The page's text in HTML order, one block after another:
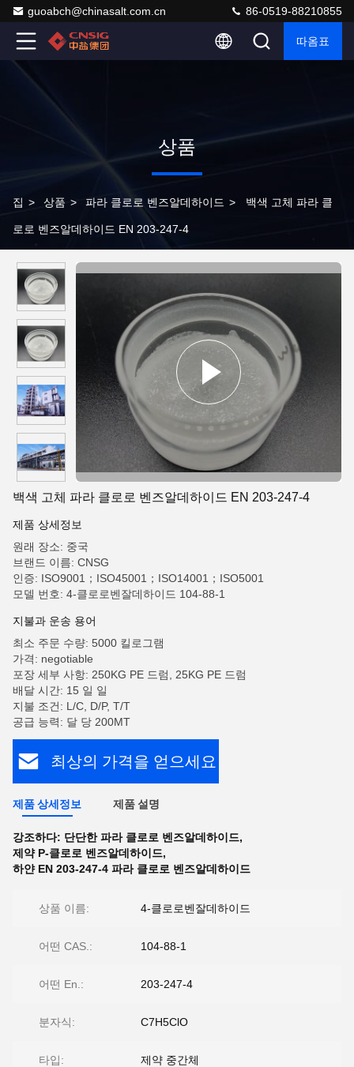
guoabch@chinasalt.com.cn 86-0519-88210855
따옴표
상품
집 > 상품 > 파라 클로로 벤즈알데하이드 > 백색 고체 파라 클
로로 벤즈알데하이드 EN 203-247-4
백색 고체 파라 클로로 벤즈알데하이드 EN 203-247-4
제품 상세정보
원래 장소: 중국
브랜드 이름: CNSG
인증: ISO9001；ISO45001；ISO14001；ISO5001
모델 번호: 4-클로로벤잘데하이드 104-88-1
지불과 운송 용어
최소 주문 수량: 5000 킬로그램
가격: negotiable
포장 세부 사항: 250KG PE 드럼, 25KG PE 드럼
배달 시간: 15 일 일
지불 조건: L/C, D/P, T/T
공급 능력: 달 당 200MT
최상의 가격을 얻으세요
제품 상세정보 제품 설명
강조하다: 단단한 파라 클로로 벤즈알데하이드,
제약 P-클로로 벤즈알데하이드,
하얀 EN 203-247-4 파라 클로로 벤즈알데하이드
상품 이름: 4-클로로벤잘데하이드
어떤 CAS.: 104-88-1
어떤 En.: 203-247-4
분자식: C7H5ClO
타입: 제약 중간체